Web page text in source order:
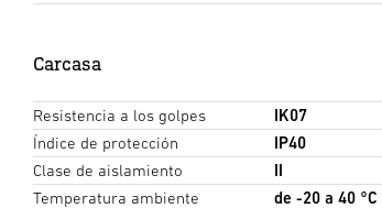
Carcasa
Resistencia a los golpes
IK07
Índice de protección
IP40
Clase de aislamiento
II
Temperatura ambiente
de -20 a 40 °C